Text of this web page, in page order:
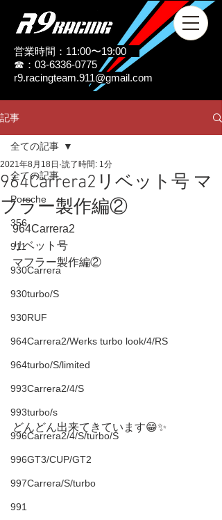
営業時間：11:00〜19:00
☎：03-6336-0775
r9.racingteam.911@gmail.com
記事
全ての記事
Porsche
356
911
930Carrera
930turbo/S
930RUF
964Carrera2/Werks turbo look/4/RS
964turbo/S/limited
993Carrera2/4/S
993turbo/s
996Carrera2/4/S/turbo/S
996GT3/CUP/GT2
997Carrera/S/turbo
991
全ての記事
964Carrera2リベット号 マ
フラー製作編②
2021年8月18日 読了時間: 1分
964Carrera2
リベット号
マフラー製作編②
どんどん出来てきています😁✨